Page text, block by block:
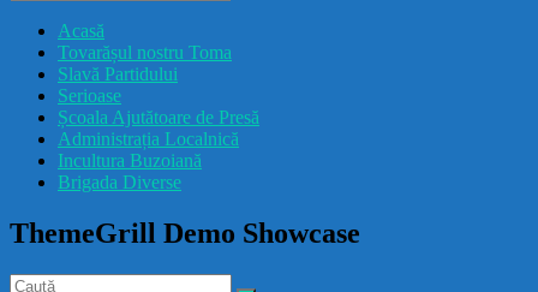
Acasă
Tovarășul nostru Toma
Slavă Partidului
Serioase
Școala Ajutătoare de Presă
Administrația Localnică
Incultura Buzoiană
Brigada Diverse
ThemeGrill Demo Showcase